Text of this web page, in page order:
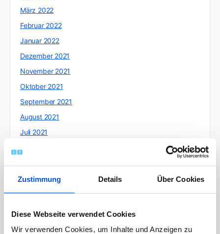
Zustimmung Details Über Cookies
Diese Webseite verwendet Cookies
Wir verwenden Cookies, um Inhalte und Anzeigen zu
März 2022
Februar 2022
Januar 2022
Dezember 2021
November 2021
Oktober 2021
September 2021
August 2021
Juli 2021
April 2021
März 2021